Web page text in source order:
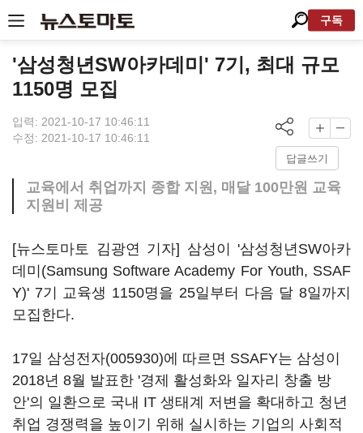
구독
'삼성청년SW아카데미' 7기, 최대 규모
1150명 모집
입력: 2021-10-17 10:46:11
수정: 2021-10-17 10:46:11
답글쓰기
교육에서 취업까지 종합 지원, 매달 100만원 교육
지원비 제공
[뉴스토마토 김광연 기자] 삼성이 '삼성청년SW아카
데미(Samsung Software Academy For Youth, SSAF
Y)' 7기 교육생 1150명을 25일부터 다음 달 8일까지
모집한다.
17일 삼성전자(005930)에 따르면 SSAFY는 삼성이
2018년 8월 발표한 '경제 활성화와 일자리 창출 방
안'의 일환으로 국내 IT 생태계 저변을 확대하고 청년
취업 경쟁력을 높이기 위해 실시하는 기업의 사회적